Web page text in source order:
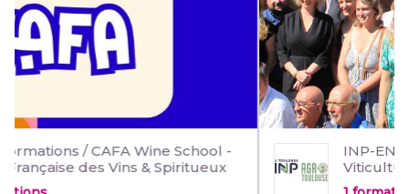
INP-ENSAT - Centre oenologie -
Viticulture Midi-Pyrénées - Toulouse